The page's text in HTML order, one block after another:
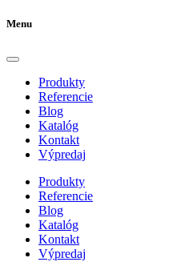
Menu
Produkty
Referencie
Blog
Katalóg
Kontakt
Výpredaj
Produkty
Referencie
Blog
Katalóg
Kontakt
Výpredaj